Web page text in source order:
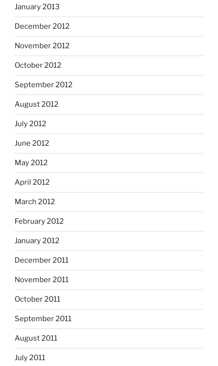
January 2013
December 2012
November 2012
October 2012
September 2012
August 2012
July 2012
June 2012
May 2012
April 2012
March 2012
February 2012
January 2012
December 2011
November 2011
October 2011
September 2011
August 2011
July 2011